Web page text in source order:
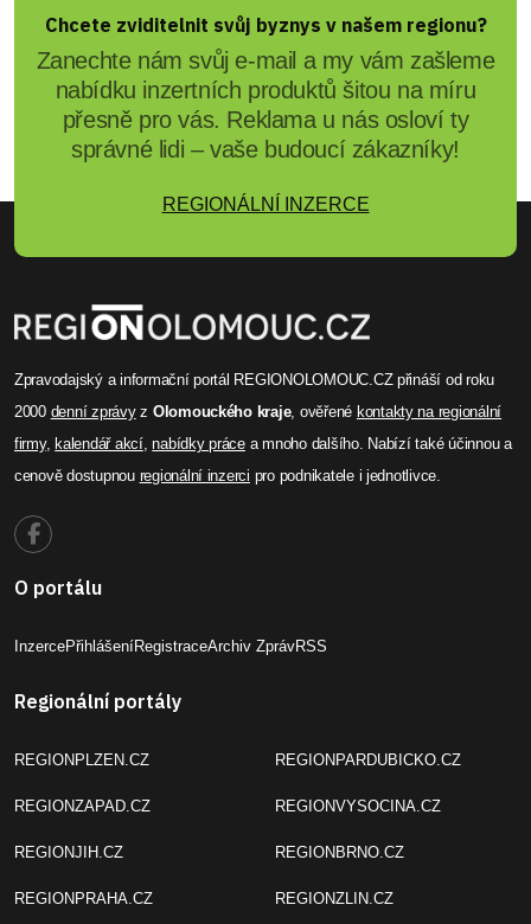
Chcete zviditelnit svůj byznys v našem regionu?
Zanechte nám svůj e-mail a my vám zašleme
nabídku inzertních produktů šitou na míru
přesně pro vás. Reklama u nás osloví ty
správné lidi – vaše budoucí zákazníky!
REGIONÁLNÍ INZERCE
Zpravodajský a informační portál REGIONOLOMOUC.CZ přináší od roku
2000 denní zprávyz Olomouckého kraje, ověřené kontakty na regionální
firmy,kalendář akcí,nabídky prácea mnoho dalšího. Nabízí také účinnou a
cenově dostupnou regionální inzerci pro podnikatele i jednotlivce.
O portálu
InzercePřihlášeníRegistraceArchiv ZprávRSS
Regionální portály
REGIONPLZEN.CZ
REGIONZAPAD.CZ
REGIONJIH.CZ
REGIONPRAHA.CZ
REGIONPARDUBICKO.CZ
REGIONVYSOCINA.CZ
REGIONBRNO.CZ
REGIONZLIN.CZ